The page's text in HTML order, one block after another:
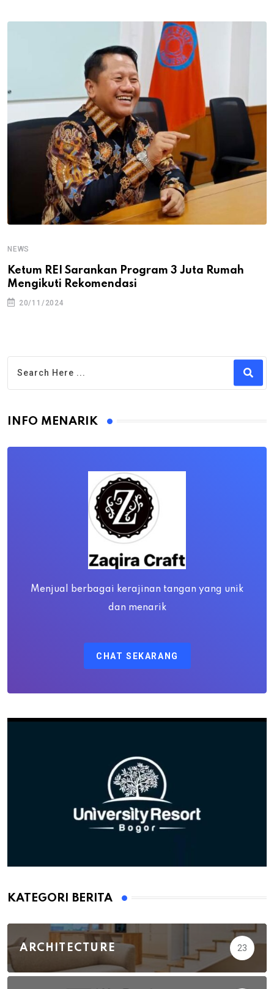
NEWS
Ketum REI Sarankan Program 3 Juta Rumah
Mengikuti Rekomendasi
20/11/2024
INFO MENARIK
Menjual berbagai kerajinan tangan yang unik
dan menarik
CHAT SEKARANG
KATEGORI BERITA
ARCHITECTURE 23